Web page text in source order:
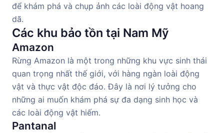
để khám phá và chụp ảnh các loài động vật hoang
dã.
Các khu bảo tồn tại Nam Mỹ
Amazon
Rừng Amazon là một trong những khu vực sinh thái
quan trọng nhất thế giới, với hàng ngàn loài động
vật và thực vật độc đáo. Đây là nơi lý tưởng cho
những ai muốn khám phá sự đa dạng sinh học và
các loài động vật hiếm.
Pantanal